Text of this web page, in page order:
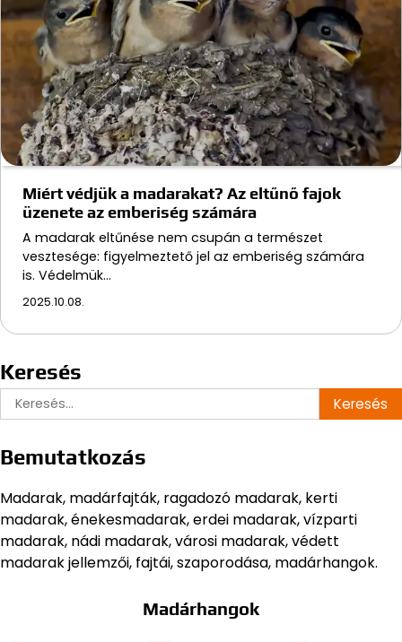
Miért védjük a madarakat? Az eltűnő fajok
üzenete az emberiség számára
A madarak eltűnése nem csupán a természet
vesztesége: figyelmeztető jel az emberiség számára
is. Védelmük…
2025.10.08.
Keresés
Keresés:
Bemutatkozás
Madarak, madárfajták, ragadozó madarak, kerti
madarak, énekesmadarak, erdei madarak, vízparti
madarak, nádi madarak, városi madarak, védett
madarak jellemzői, fajtái, szaporodása, madárhangok.
Madárhangok